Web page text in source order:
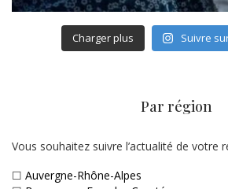
Charger plus Suivre
Par région
Vous souhaitez suivre l’actualité de votre
☐ Auvergne-Rhône-Alpes